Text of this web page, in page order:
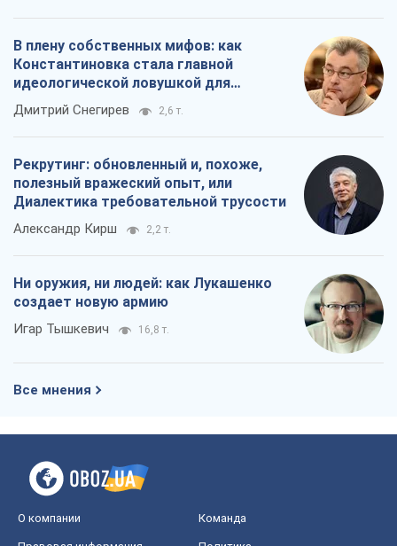
В плену собственных мифов: как
Константиновка стала главной
идеологической ловушкой для
российских оккупантов
Дмитрий Снегирев 2,6 т.
Рекрутинг: обновленный и, похоже,
полезный вражеский опыт, или
Диалектика требовательной трусости
Александр Кирш 2,2 т.
Ни оружия, ни людей: как Лукашенко
создает новую армию
Игар Тышкевич 16,8 т.
Все мнения
О компании Команда